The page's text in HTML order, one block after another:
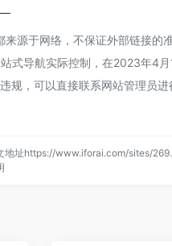
源于网络，不保证外部链接的
式导航实际控制，在2023年4
规，可以直接联系网站管理员进
地址https://www.iforai.com/sites/